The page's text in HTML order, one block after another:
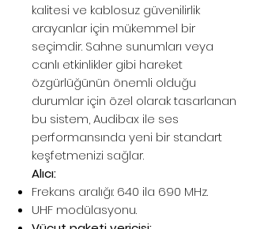
kalitesi ve kablosuz güvenilirlik
arayanlar için mükemmel bir
seçimdir. Sahne sunumları veya
canlı etkinlikler gibi hareket
özgürlüğünün önemli olduğu
durumlar için özel olarak tasarlanan
bu sistem, Audibax ile ses
performansında yeni bir standart
keşfetmenizi sağlar.
Alıcı:
Frekans aralığı: 640 ila 690 MHz.
UHF modülasyonu.